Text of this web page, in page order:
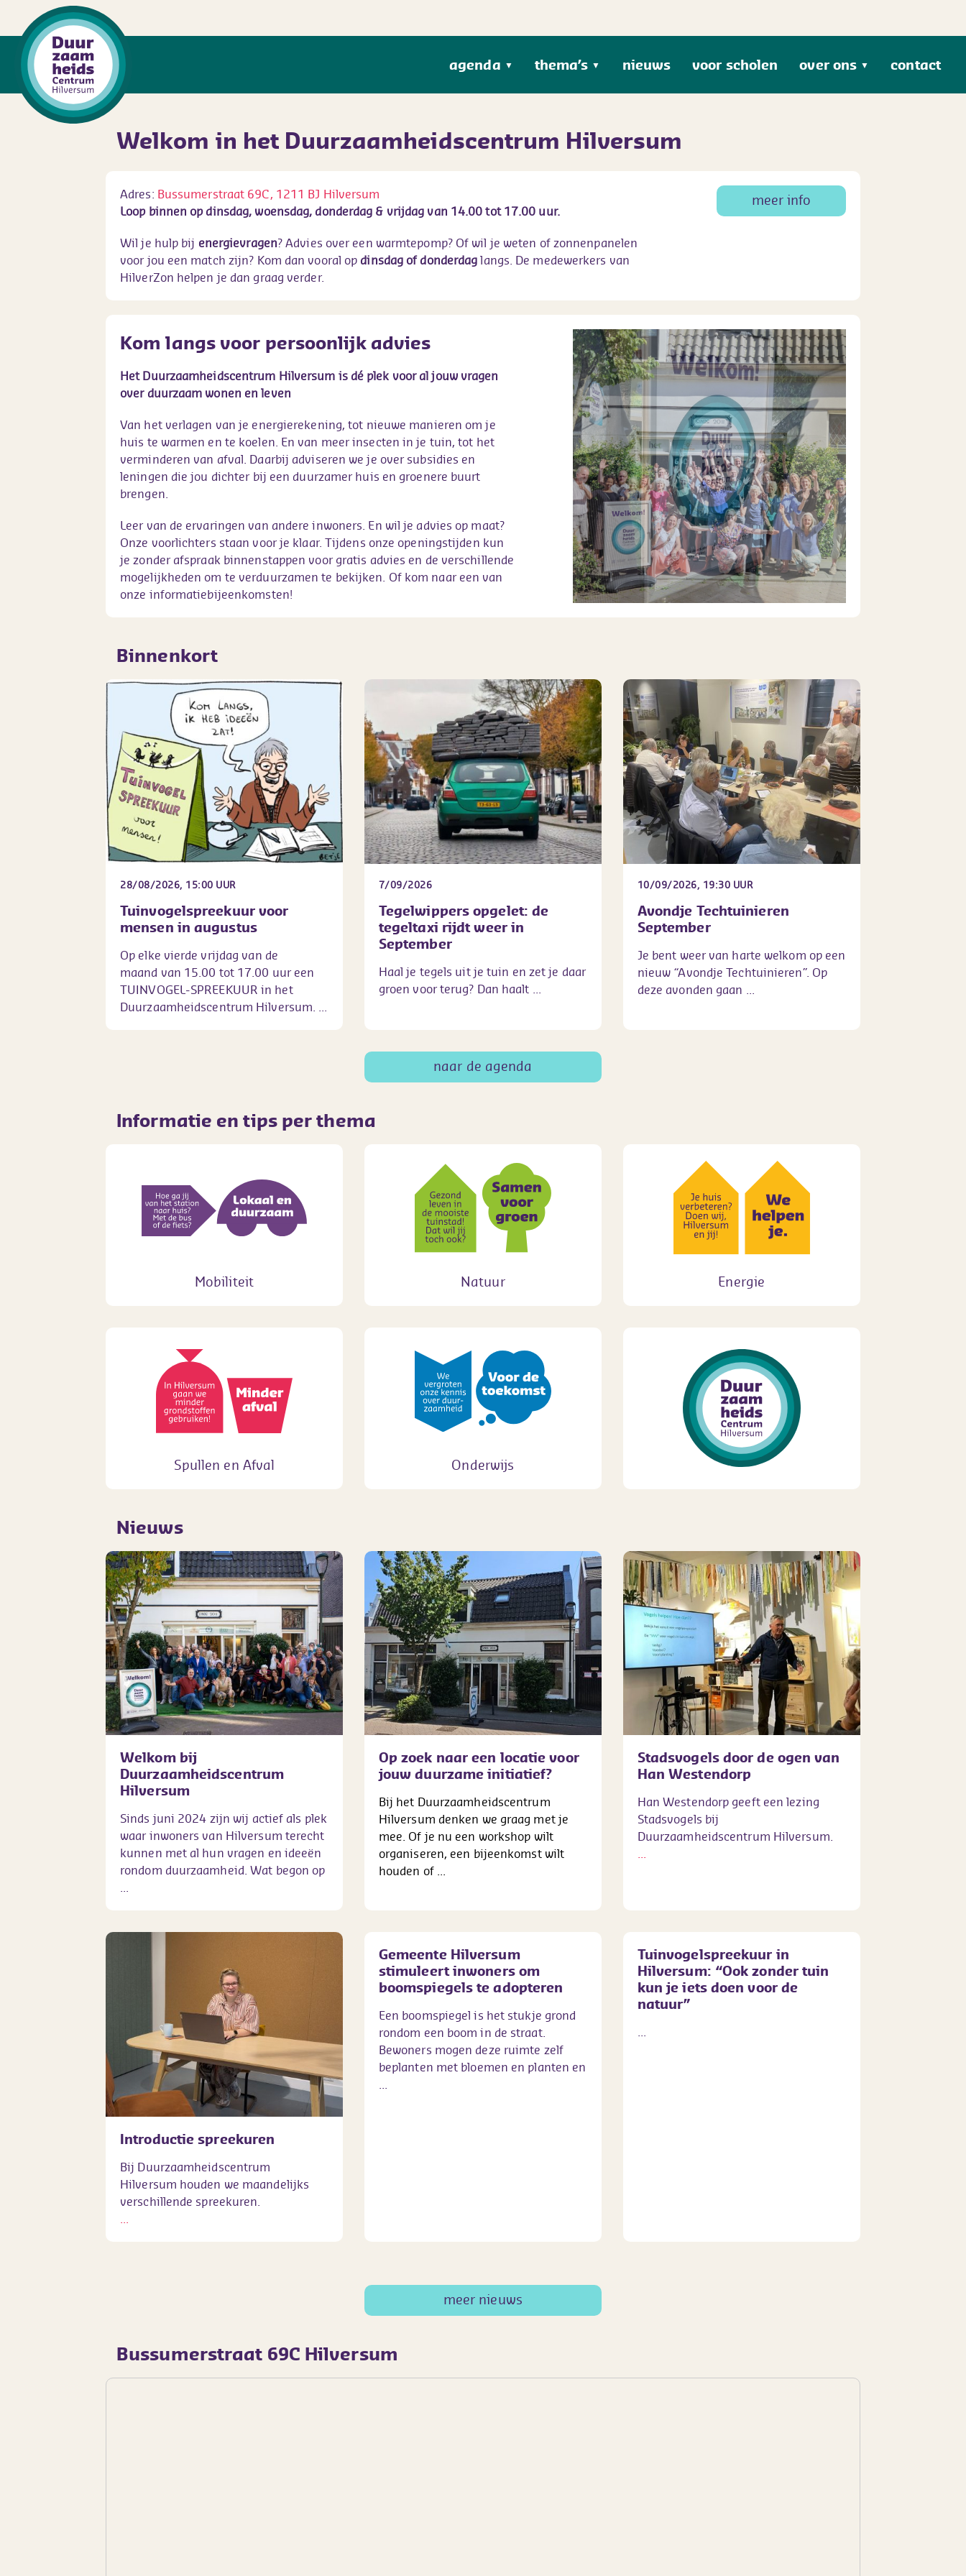
agenda ▼ thema’s ▼ nieuws voor scholen over ons ▼ contact
Welkom in het Duurzaam­heids­centrum Hilversum
Adres: Bussumerstraat 69C, 1211 BJ Hilversum
Loop binnen op dinsdag, woensdag, donderdag & vrijdag van 14.00 tot 17.00 uur.
Wil je hulp bij energievragen? Advies over een warmtepomp? Of wil je weten of zonnenpanelen
voor jou een match zijn? Kom dan vooral op dinsdag of donderdaglangs. De medewerkers van
HilverZon helpen je dan graag verder.
meer info
Kom langs voor persoonlijk advies
Het Duurzaamheidscentrum Hilversum is dé plek voor al jouw vragen
over duurzaam wonen en leven
Van het verlagen van je energierekening, tot nieuwe manieren om je
huis te warmen en te koelen. En van meer insecten in je tuin, tot het
verminderen van afval. Daarbij adviseren we je over subsidies en
leningen die jou dichter bij een duurzamer huis en groenere buurt
brengen.
Leer van de ervaringen van andere inwoners. En wil je advies op maat?
Onze voorlichters staan voor je klaar. Tijdens onze openingstijden kun
je zonder afspraak binnenstappen voor gratis advies en de verschillende
mogelijkheden om te verduurzamen te bekijken. Of kom naar een van
onze informatiebijeenkomsten!
Binnenkort
28/08/2026, 15:00 UUR
Tuinvogelspreekuur voor
mensen in augustus
Op elke vierde vrijdag van de
maand van 15.00 tot 17.00 uur een
TUINVOGEL-SPREEKUUR in het
Duurzaamheidscentrum Hilversum. ...
7/09/2026
Tegelwippers opgelet: de
tegeltaxi rijdt weer in
September
Haal je tegels uit je tuin en zet je daar
groen voor terug? Dan haalt ...
10/09/2026, 19:30 UUR
Avondje Techtuinieren
September
Je bent weer van harte welkom op een
nieuw “Avondje Techtuinieren”. Op
deze avonden gaan ...
naar de agenda
Informatie en tips per thema
Mobiliteit Natuur Energie
Spullen en Afval Onderwijs
Nieuws
Welkom bij
Duurzaamheidscentrum
Hilversum
Sinds juni 2024 zijn wij actief als plek
waar inwoners van Hilversum terecht
kunnen met al hun vragen en ideeën
rondom duurzaamheid. Wat begon op
...
Op zoek naar een locatie voor
jouw duurzame initiatief?
Bij het Duurzaamheidscentrum
Hilversum denken we graag met je
mee. Of je nu een workshop wilt
organiseren, een bijeenkomst wilt
houden of ...
Stadsvogels door de ogen van
Han Westendorp
Han Westendorp geeft een lezing
Stadsvogels bij
Duurzaamheidscentrum Hilversum.
...
Introductie spreekuren
Bij Duurzaamheidscentrum
Hilversum houden we maandelijks
verschillende spreekuren.
...
Gemeente Hilversum
stimuleert inwoners om
boomspiegels te adopteren
Een boomspiegel is het stukje grond
rondom een boom in de straat.
Bewoners mogen deze ruimte zelf
beplanten met bloemen en planten en
...
Tuinvogelspreekuur in
Hilversum: “Ook zonder tuin
kun je iets doen voor de
natuur”
...
meer nieuws
Bussumerstraat 69C Hilversum